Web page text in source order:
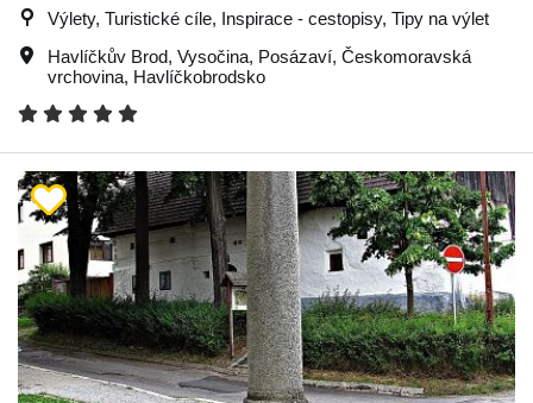
Výlety, Turistické cíle, Inspirace - cestopisy, Tipy na výlet
Havlíčkův Brod, Vysočina, Posázaví, Českomoravská
vrchovina, Havlíčkobrodsko